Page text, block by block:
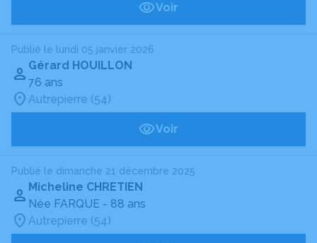
Voir
Publié le lundi 05 janvier 2026
Gérard HOUILLON
76 ans
Autrepierre (54)
Voir
Publié le dimanche 21 décembre 2025
Micheline CHRETIEN
Née FARQUE - 88 ans
Autrepierre (54)